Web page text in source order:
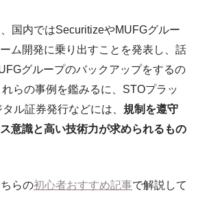
国内ではSecuritizeやMUFGグルー
ム開発に乗り出すことを発表し、話
グループのバックアップをするの
らの事例を鑑みるに、STOプラッ
ル証券発行などには、 規制を遵守
意識と高い技術力が求められるもの
らの初心者おすすめ記事で解説して